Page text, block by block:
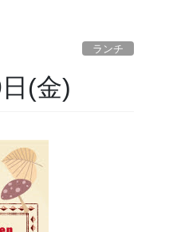
ランチ
(金)